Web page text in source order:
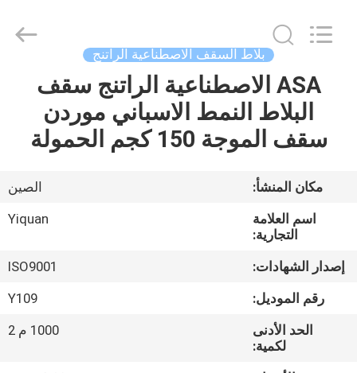
الصفحة
الرئيسية
معلومات
جولة
Building
Material
بلاط السقف الاصطناعية الراتنج
ASA الاصطناعية الراتنج سقف
البلاط النمط الاسباني موردن
سقف الموجة 150 كجم الحمولة
مكان المنشأ:
الصين
اسم العلامة
التجارية:
Yiquan
إصدار الشهادات:
ISO9001
رقم الموديل:
Y109
الحد الأدنى
لكمية:
1000 م 2